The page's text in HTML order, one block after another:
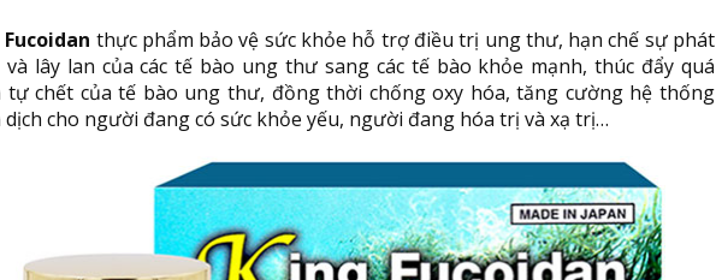
thực phẩm bảo vệ sức khỏe hỗ trợ điều trị ung thư, hạn chế sự phát
lây lan của các tế bào ung thư sang các tế bào khỏe mạnh, thúc đẩy quá
chết của tế bào ung thư, đồng thời chống oxy hóa, tăng cường hệ thống
dịch cho người đang có sức khỏe yếu, người đang hóa trị và xạ trị…